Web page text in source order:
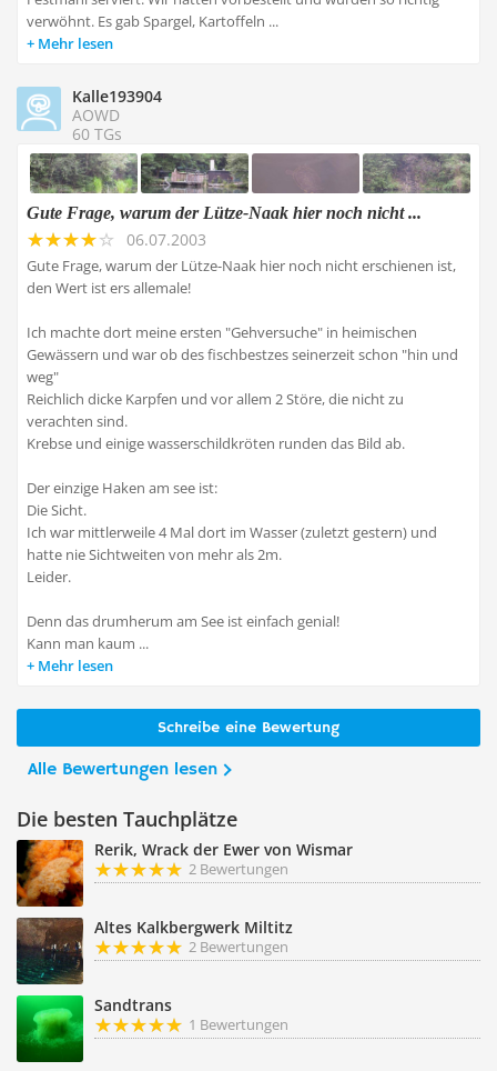
verwöhnt. Es gab Spargel, Kartoffeln ...
Mehr lesen
Kalle193904
AOWD
60 TGs
Gute Frage, warum der Lütze-Naak hier noch nicht ...
06.07.2003
Gute Frage, warum der Lütze-Naak hier noch nicht erschienen ist,
den Wert ist ers allemale!
Ich machte dort meine ersten "Gehversuche" in heimischen
Gewässern und war ob des fischbestzes seinerzeit schon "hin und
weg"
Reichlich dicke Karpfen und vor allem 2 Störe, die nicht zu
verachten sind.
Krebse und einige wasserschildkröten runden das Bild ab.
Der einzige Haken am see ist:
Die Sicht.
Ich war mittlerweile 4 Mal dort im Wasser (zuletzt gestern) und
hatte nie Sichtweiten von mehr als 2m.
Leider.
Denn das drumherum am See ist einfach genial!
Kann man kaum ...
Mehr lesen
Schreibe eine Bewertung
Alle Bewertungen lesen
Die besten Tauchplätze
Rerik, Wrack der Ewer von Wismar
2 Bewertungen
Altes Kalkbergwerk Miltitz
2 Bewertungen
Sandtrans
1 Bewertungen